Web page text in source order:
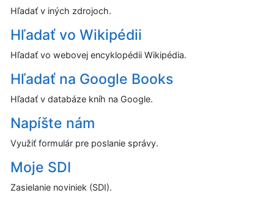
Hľadať v iných zdrojoch.
Hľadať vo Wikipédii
Hľadať vo webovej encyklopédii Wikipédia.
Hľadať na Google Books
Hľadať v databáze kníh na Google.
Napíšte nám
Využiť formulár pre poslanie správy.
Moje SDI
Zasielanie noviniek (SDI).